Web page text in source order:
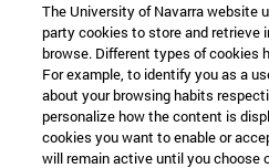
The University of Navarra website
party cookies to store and retrieve
browse. Different types of cookies
For example, to identify you as a
about your browsing habits
personalize how the content is
cookies you want to enable or
will remain active until you choose